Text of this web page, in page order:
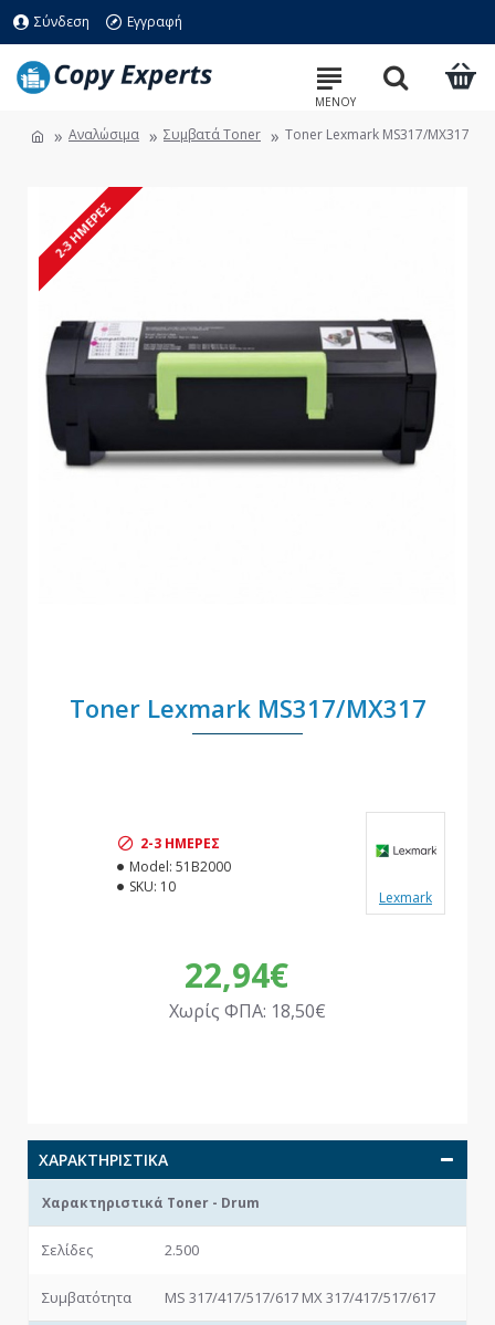
Σύνδεση Εγγραφή
Αναλώσιμα Συμβατά Toner Toner Lexmark MS317/MX317
2-3 ΗΜΈΡΕΣ
Toner Lexmark MS317/MX317
22,94€
Χωρίς ΦΠΑ: 18,50€
2-3 ΗΜΈΡΕΣ
Model: 51B2000
SKU: 10
Lexmark
ΧΑΡΑΚΤΗΡΙΣΤΙΚΆ
Χαρακτηριστικά Toner - Drum
Σελίδες 2.500
Συμβατότητα MS 317/417/517/617 MX 317/417/517/617